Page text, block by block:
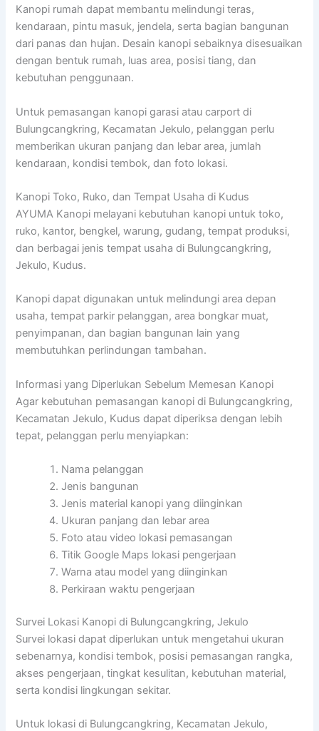
Kanopi rumah dapat membantu melindungi teras,
kendaraan, pintu masuk, jendela, serta bagian bangunan
dari panas dan hujan. Desain kanopi sebaiknya disesuaikan
dengan bentuk rumah, luas area, posisi tiang, dan
kebutuhan penggunaan.
Untuk pemasangan kanopi garasi atau carport di
Bulungcangkring, Kecamatan Jekulo, pelanggan perlu
memberikan ukuran panjang dan lebar area, jumlah
kendaraan, kondisi tembok, dan foto lokasi.
Kanopi Toko, Ruko, dan Tempat Usaha di Kudus
AYUMA Kanopi melayani kebutuhan kanopi untuk toko,
ruko, kantor, bengkel, warung, gudang, tempat produksi,
dan berbagai jenis tempat usaha di Bulungcangkring,
Jekulo, Kudus.
Kanopi dapat digunakan untuk melindungi area depan
usaha, tempat parkir pelanggan, area bongkar muat,
penyimpanan, dan bagian bangunan lain yang
membutuhkan perlindungan tambahan.
Informasi yang Diperlukan Sebelum Memesan Kanopi
Agar kebutuhan pemasangan kanopi di Bulungcangkring,
Kecamatan Jekulo, Kudus dapat diperiksa dengan lebih
tepat, pelanggan perlu menyiapkan:
Nama pelanggan
Jenis bangunan
Jenis material kanopi yang diinginkan
Ukuran panjang dan lebar area
Foto atau video lokasi pemasangan
Titik Google Maps lokasi pengerjaan
Warna atau model yang diinginkan
Perkiraan waktu pengerjaan
Survei Lokasi Kanopi di Bulungcangkring, Jekulo
Survei lokasi dapat diperlukan untuk mengetahui ukuran
sebenarnya, kondisi tembok, posisi pemasangan rangka,
akses pengerjaan, tingkat kesulitan, kebutuhan material,
serta kondisi lingkungan sekitar.
Untuk lokasi di Bulungcangkring, Kecamatan Jekulo,